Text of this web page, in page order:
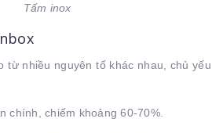
Tấm inox
từ nhiều nguyên tố khác nhau, chủ yếu
chính, chiếm khoảng 60-70%.